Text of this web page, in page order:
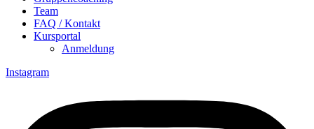
Team
FAQ / Kontakt
Kursportal
Anmeldung
Instagram